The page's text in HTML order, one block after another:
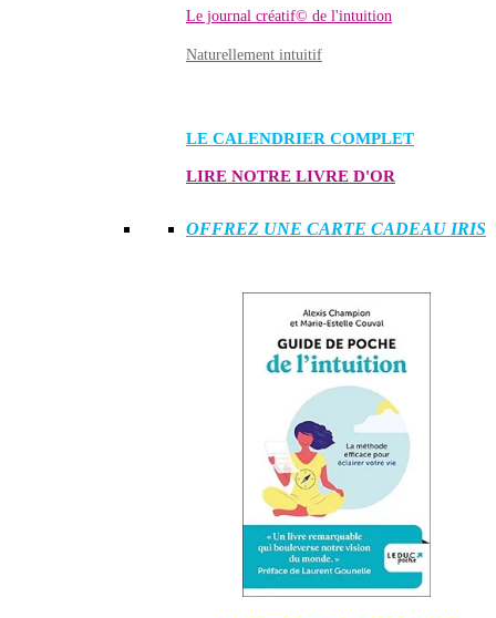
Le journal créatif© de l'intuition
Naturellement intuitif
LE CALENDRIER COMPLET
LIRE NOTRE LIVRE D'OR
OFFREZ UNE CARTE CADEAU IRIS